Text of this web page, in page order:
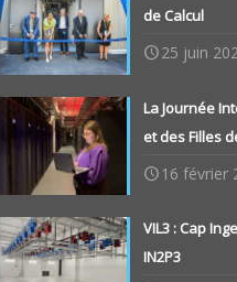
de Calcul
25 juin
La Journée
et des Filles
16 février
VIL3 : Cap
IN2P3